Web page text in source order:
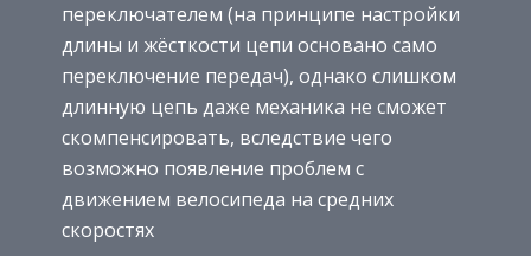
переключателем (на принципе настройки
длины и жёсткости цепи основано само
переключение передач), однако слишком
длинную цепь даже механика не сможет
скомпенсировать, вследствие чего
возможно появление проблем с
движением велосипеда на средних
скоростях